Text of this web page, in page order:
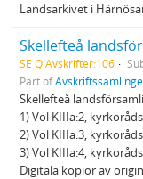
Landsarkivet i
SE Q Avskrifter:106
Part of
Skellefteå
1) Vol KIIIa:2,
2) Vol KIIIa:3,
3) Vol KIIIa:4,
Digitala kopior av